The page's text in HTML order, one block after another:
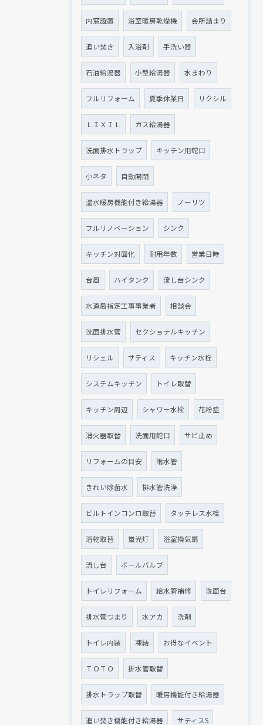
内窓設置 浴室暖房乾燥機 会所詰まり
追い焚き 入浴剤 手洗い器
石油給湯器 小型給湯器 水まわり
フルリフォーム 夏季休業日 リクシル
ＬＩＸＩＬ ガス給湯器
洗面排水トラップ キッチン用蛇口
小ネタ 自動開閉
温水暖房機能付き給湯器 ノーリツ
フルリノベーション シンク
キッチン対面化 耐用年数 営業日時
台風 ハイタンク 流し台シンク
水道局指定工事事業者 相談会
洗面排水管 セクショナルキッチン
リシェル サティス キッチン水栓
システムキッチン トイレ取替
キッチン周辺 シャワー水栓 花粉症
消火器取替 洗面用蛇口 サビ止め
リフォームの目安 雨水管
きれい除菌水 排水管洗浄
ビルトインコンロ取替 タッチレス水栓
浴乾取替 蛍光灯 浴室換気扇
流し台 ボールバルブ
トイレリフォーム 給水管補修 洗面台
排水管つまり 水アカ 洗剤
トイレ内装 凍結 お得なイベント
ＴＯＴＯ 排水管取替
排水トラップ取替 暖房機能付き給湯器
追い焚き機能付き給湯器 サティスS